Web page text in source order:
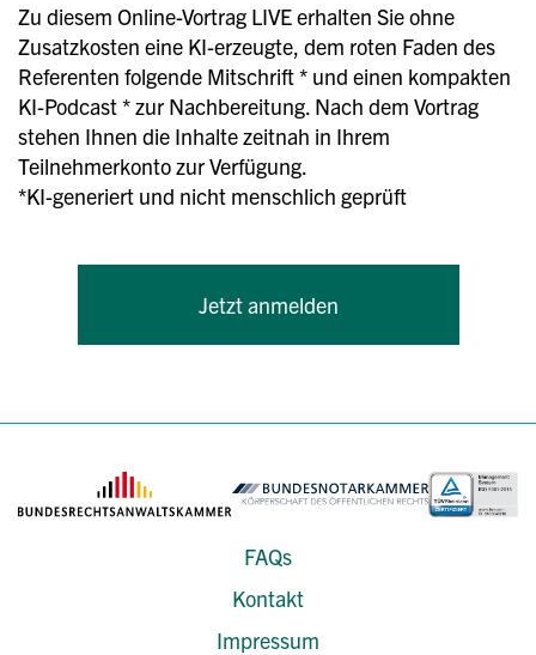
Zu diesem Online-Vortrag LIVE erhalten Sie ohne
Zusatzkosten eine KI-erzeugte, dem roten Faden des
Referenten folgende Mitschrift * und einen kompakten
KI-Podcast * zur Nachbereitung. Nach dem Vortrag
stehen Ihnen die Inhalte zeitnah in Ihrem
Teilnehmerkonto zur Verfügung.
*KI-generiert und nicht menschlich geprüft
Jetzt anmelden
FAQs
Kontakt
Impressum